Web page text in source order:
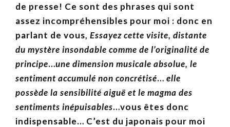
de presse! Ce sont des phrases qui sont
assez incompréhensibles pour moi : donc en
parlant de vous, Essayez cette visite, distante
du mystère insondable comme de l’originalité de
principe…une dimension musicale absolue, le
sentiment accumulé non concrétisé… elle
possède la sensibilité aiguë et le magma des
sentiments inépuisables…vous êtes donc
indispensable… C’est du japonais pour moi